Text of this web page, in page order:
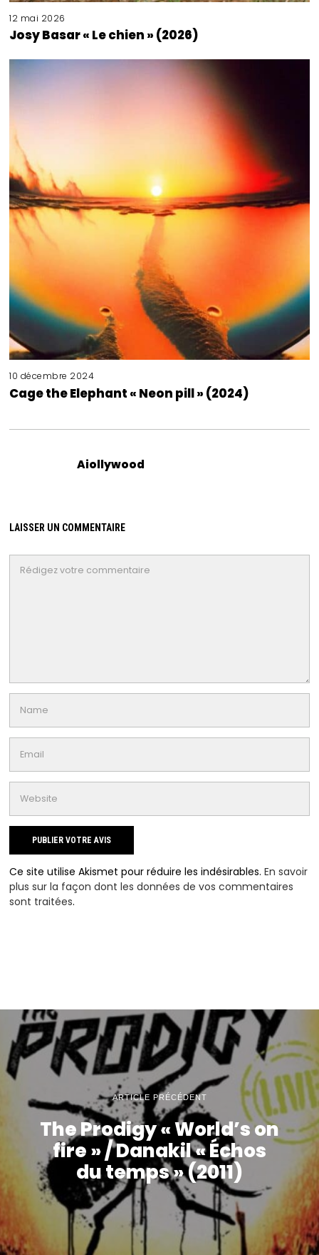
12 mai 2026
Josy Basar « Le chien » (2026)
10 décembre 2024
Cage the Elephant « Neon pill » (2024)
Aiollywood
LAISSER UN COMMENTAIRE
Ce site utilise Akismet pour réduire les indésirables.En savoir
plus sur la façon dont les données de vos commentaires
sont traitées.
ARTICLE PRÉCÉDENT
The Prodigy « World’s on
fire » / Danakil « Échos
du temps » (2011)